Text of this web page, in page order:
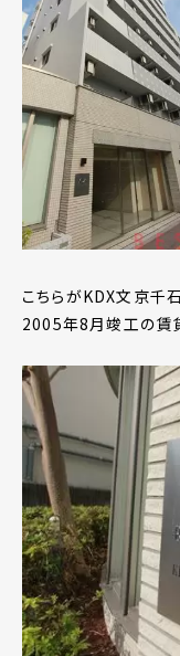
こちらがKDX文京千
2005年8月竣工の賃